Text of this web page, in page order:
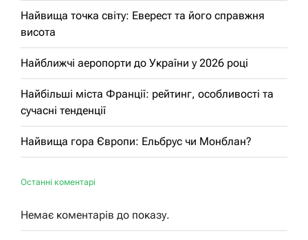
Найвища точка світу: Еверест та його справжня
висота
Найближчі аеропорти до України у 2026 році
Найбільші міста Франції: рейтинг, особливості та
сучасні тенденції
Найвища гора Європи: Ельбрус чи Монблан?
Останні коментарі
Немає коментарів до показу.